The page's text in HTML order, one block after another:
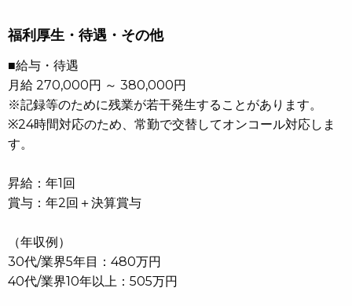
福利厚生・待遇・その他
■給与・待遇
月給 270,000円 ～ 380,000円
※記録等のために残業が若干発生することがあります。
※24時間対応のため、常勤で交替してオンコール対応しま
す。
昇給：年1回
賞与：年2回＋決算賞与
（年収例）
30代/業界5年目：480万円
40代/業界10年以上：505万円